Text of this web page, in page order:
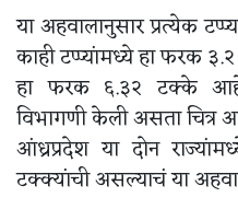
या अहवालानुसार प्रत्येक
काही टप्प्यांमध्ये हा फरक
हा फरक ६.३२ टक्के आहे.
विभागणी केली असता
आंध्रप्रदेश या दोन
टक्क्यांची असल्याचं या